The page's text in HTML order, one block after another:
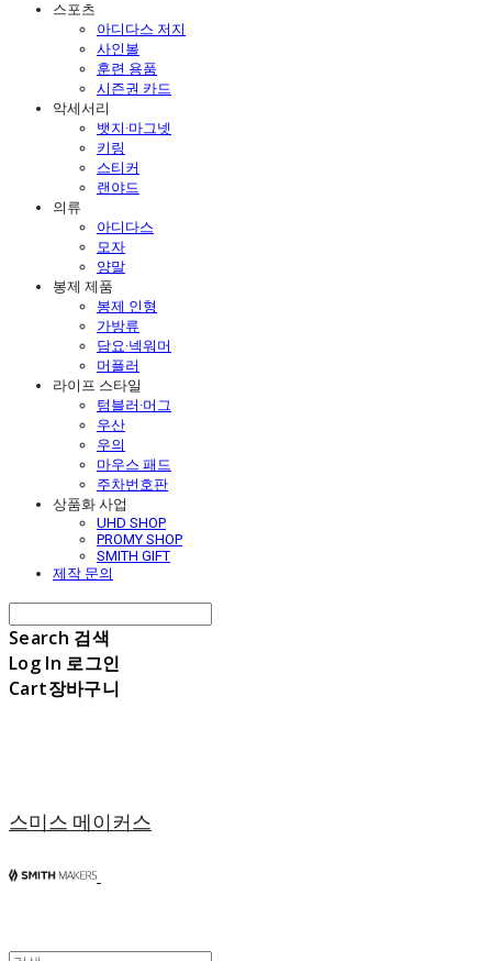
스포츠
아디다스 저지
사인볼
훈련 용품
시즌권 카드
악세서리
뱃지·마그넷
키링
스티커
랜야드
의류
아디다스
모자
양말
봉제 제품
봉제 인형
가방류
담요·넥워머
머플러
라이프 스타일
텀블러·머그
우산
우의
마우스 패드
주차번호판
상품화 사업
UHD SHOP
PROMY SHOP
SMITH GIFT
제작 문의
Search 검색
Log In 로그인
Cart장바구니
스미스 메이커스